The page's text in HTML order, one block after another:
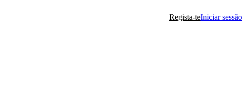
Regista-teIniciar sessão